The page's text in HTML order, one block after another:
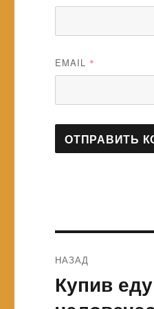
EMAIL *
по
НАЗАД
Предыдущая
запись:
Купив